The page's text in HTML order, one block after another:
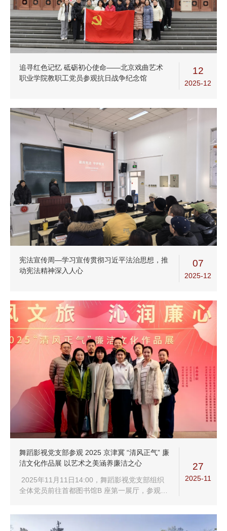
追寻红色记忆 砥砺初心使命——北京戏曲艺术
职业学院教职工党员参观抗日战争纪念馆
12
2025-12
宪法宣传周—学习宣传贯彻习近平法治思想，推
动宪法精神深入人心
07
2025-12
舞蹈影视党支部参观 2025 京津冀 “清风正气” 廉
洁文化作品展 以艺术之美涵养廉洁之心
2025年11月11日14:00，舞蹈影视党支部组织
全体党员前往首都图书馆B 座第一展厅，参观
27
2025-11